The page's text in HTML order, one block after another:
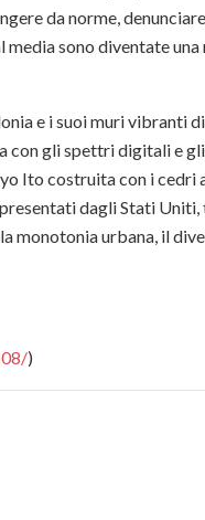
da norme,
sono diventate una
e i suoi muri vibranti
con gli spettri digitali e
Ito costruita con i
dagli Stati Uniti,
monotonia urbana, il
)